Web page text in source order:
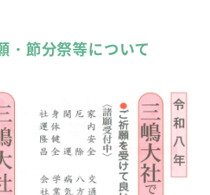
・節分祭等について